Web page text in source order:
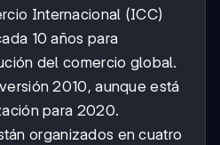
Internacional (ICC)
10 años para
del comercio global.
2010, aunque está
para 2020.
organizados en cuatro